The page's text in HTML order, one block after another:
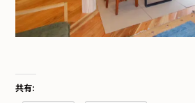
共有: